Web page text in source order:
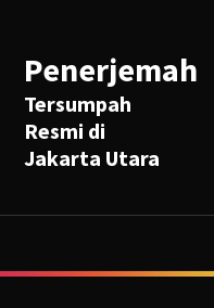
Penerjemah
Tersumpah
Resmi di
Jakarta Utara